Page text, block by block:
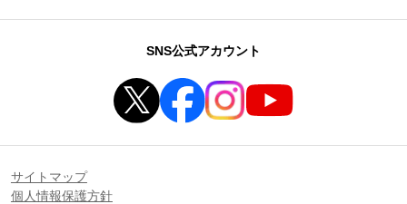
SNS公式アカウント
サイトマップ
個人情報保護方針